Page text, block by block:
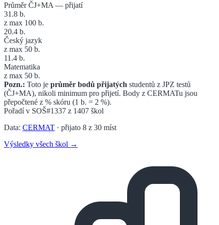
Průměr ČJ+MA — přijatí
31.8 b.
z max 100 b.
20.4 b.
Český jazyk
z max 50 b.
11.4 b.
Matematika
z max 50 b.
Pozn.: Toto je průměr bodů přijatých studentů z JPZ testů
(ČJ+MA), nikoli minimum pro přijetí. Body z CERMATu jsou
přepočtené z % skóru (1 b. = 2 %).
Pořadí v SOŠ#1337 z 1407 škol
Data: CERMAT · přijato 8 z 30 míst
Výsledky všech škol →